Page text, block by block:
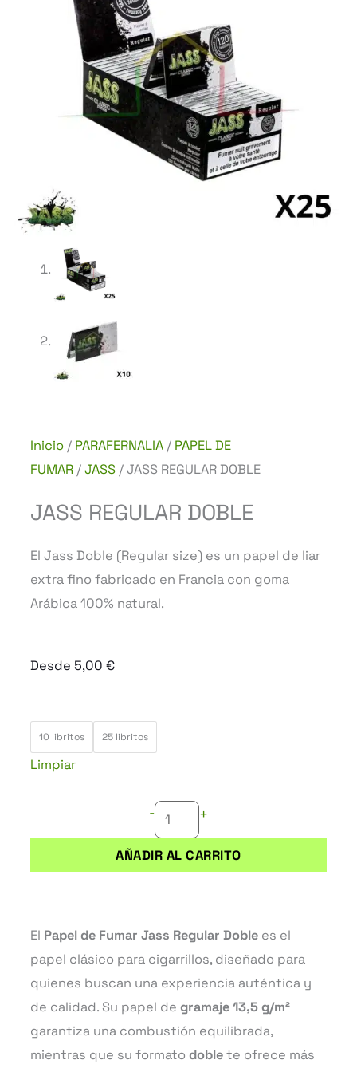
Inicio / PARAFERNALIA / PAPEL DE
FUMAR /JASS / JASS REGULAR DOBLE
JASS REGULAR DOBLE
El Jass Doble (Regular size) es un papel de liar
extra fino fabricado en Francia con goma
Arábica 100% natural.
Desde 5,00 €
10 libritos 25 libritos
Limpiar
-
cantidad
+
AÑADIR AL CARRITO
El Papel de Fumar Jass Regular Doble es el
papel clásico para cigarrillos, diseñado para
quienes buscan una experiencia auténtica y
de calidad. Su papel de gramaje 13,5 g/m²
garantiza una combustión equilibrada,
mientras que su formato doblete ofrece más